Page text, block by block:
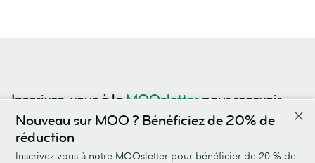
Inscrivez-vous à laMOOsletterpour recevoir
des offres spéciales, être au courant des
nouveautés et vous inspirer.
Nouveau sur MOO ? Bénéficiez de 20% de
réduction
Inscrivez-vous à notre MOOsletter pour bénéficier de 20 % de